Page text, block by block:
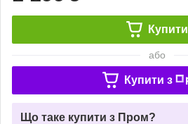
Купити
або
Купити з
Що таке купити з Пром?